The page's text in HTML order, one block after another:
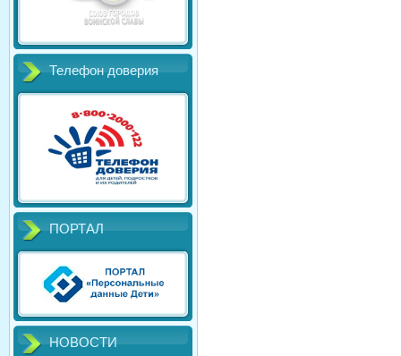
Телефон доверия
ПОРТАЛ
НОВОСТИ